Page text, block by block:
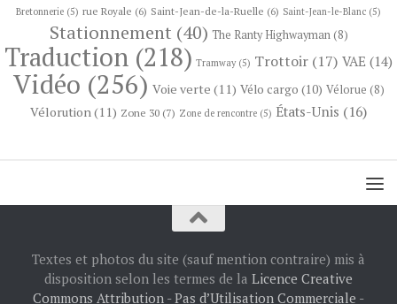
Bretonnerie (5) rue Royale (6) Saint-Jean-de-la-Ruelle (6) Saint-Jean-le-Blanc (5)
Stationnement (40) The Ranty Highwayman(8)
Traduction (218) Tramway(5) Trottoir (17) VAE (14)
Vidéo (256) Voie verte (11) Vélo cargo (10) Vélorue (8)
Vélorution(11) Zone 30 (7) Zone de rencontre (5) États-Unis (16)
Textes et photos du site (sauf mention contraire) mis à
disposition selon les termes de la Licence Creative
Commons Attribution - Pas d’Utilisation Commerciale -